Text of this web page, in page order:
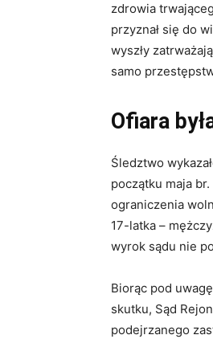
zdrowia
przyznał się do
wyszły
samo
Ofiara
Śledztwo
początku maja
ograniczenia
17-latka –
wyrok sądu nie
Biorąc pod
skutku, Sąd
podejrzanego